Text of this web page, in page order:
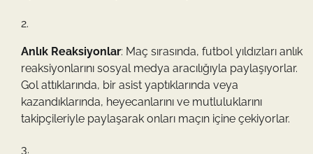
Anlık Reaksiyonlar: Maç sırasında, futbol yıldızları anlık
reaksiyonlarını sosyal medya aracılığıyla paylaşıyorlar.
Gol attıklarında, bir asist yaptıklarında veya
kazandıklarında, heyecanlarını ve mutluluklarını
takipçileriyle paylaşarak onları maçın içine çekiyorlar.